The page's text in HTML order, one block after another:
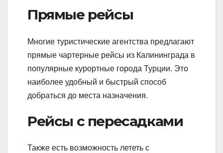
Прямые рейсы
Многие туристические агентства предлагают
прямые чартерные рейсы из Калининграда в
популярные курортные города Турции. Это
наиболее удобный и быстрый способ
добраться до места назначения.
Рейсы с пересадками
Также есть возможность лететь с